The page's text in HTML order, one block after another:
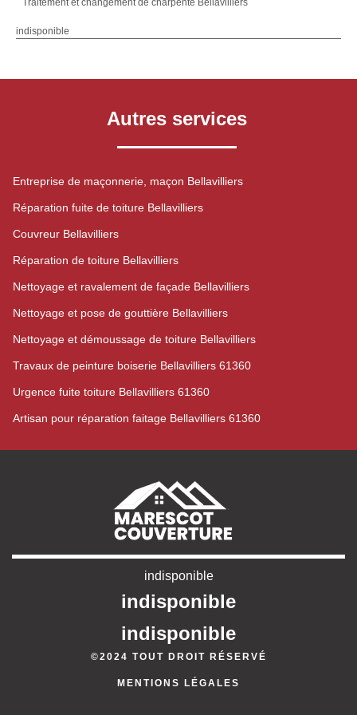
Traitement et changement de charpente Bellavilliers
indisponible
Autres services
Entreprise de maçonnerie, maçon Bellavilliers
Réparation fuite de toiture Bellavilliers
Couvreur Bellavilliers
Réparation de toiture Bellavilliers
Nettoyage et ravalement de façade Bellavilliers
Nettoyage et pose de gouttière Bellavilliers
Nettoyage et démoussage de toiture Bellavilliers
Travaux de peinture boiserie Bellavilliers 61360
Urgence fuite toiture Bellavilliers 61360
Artisan pour réparation faitage Bellavilliers 61360
indisponible
indisponible
indisponible
©2024 TOUT DROIT RÉSERVÉ
MENTIONS LÉGALES